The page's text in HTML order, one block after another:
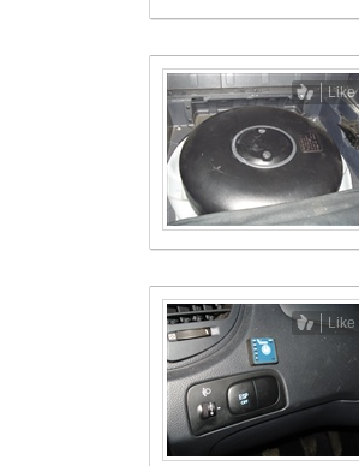
Like
Like